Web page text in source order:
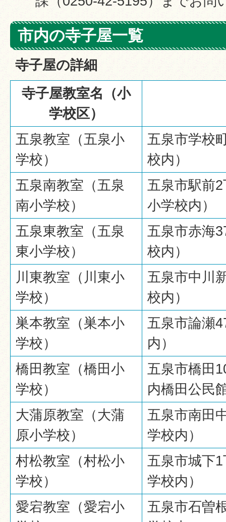
市内の寺子屋一覧
寺子屋の詳細
寺子屋教室名（小
学校区）
五泉教室（五泉小
学校）
五泉市学校
校内）
五泉南教室（五泉
南小学校）
五泉市駅前
小学校内）
五泉東教室（五泉
東小学校）
五泉市赤海
校内）
川東教室（川東小
学校）
五泉市中川
校内）
巣本教室（巣本小
学校）
五泉市論瀬
内）
橋田教室（橋田小
学校）
五泉市橋田
内橋田公民
大蒲原教室（大蒲
原小学校）
五泉市南田
学校内）
村松教室（村松小
学校）
五泉市城下
学校内）
愛宕教室（愛宕小
五泉市石曽